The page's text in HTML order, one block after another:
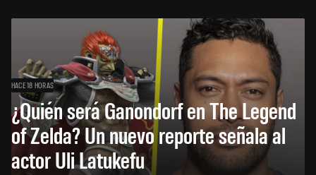
HACE 18 HORAS
¿Quién será Ganondorf en The Legend
of Zelda? Un nuevo reporte señala al
actor Uli Latukefu